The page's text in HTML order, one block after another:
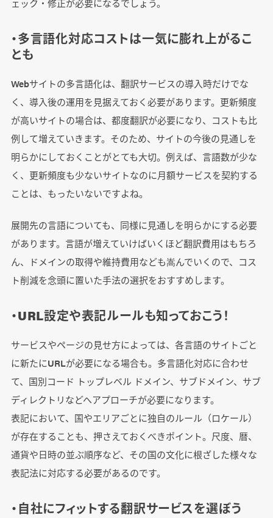
ェック・修正が必要になるでしょう。
・多言語化対応コストは一気に膨れ上がるこ
とも
Webサイトの多言語化は、翻訳サービスの導入時だけでな
く、導入後の運用を見据えておく必要があります。更新頻度
が高いサイトの場合は、都度翻訳が必要になり、コストも比
例して増えていきます。そのため、サイトの今後の見通しを
明らかにしておくことがとても大切。例えば、言語数が少な
く、更新頻度も少ないサイトなのに月額サービスを契約する
ことは、もったいないですよね。
展開先の言語についても、同様に見通しを明らかにする必要
があります。言語が増えていけばいくほど翻訳費用はもちろ
ん、ドメインの取得や維持費用なども嵩んでいくので、コス
ト削減を念頭に置いた手法の選択をおすすめします。
・URL設定や表記ルールも知っておこう！
サービスやページの見せ方によっては、各言語のサイトごと
に新たにURLが必要になる場合も。多言語化対応に合わせ
て、国別コード トップレベル ドメイン、サブドメイン、サブ
ディレクトリなどへアプローチが必要になります。
表記において、国やエリアごとに独自のルール（ロケール）
が存在することも、押さえておくべきポイント。尺度、暦、
通貨や日時の並ぶ順序など、その国の文化に根ざした様々な
表記法に対応する必要があるのです。
・自社にフィットする翻訳サービスを選ぼう